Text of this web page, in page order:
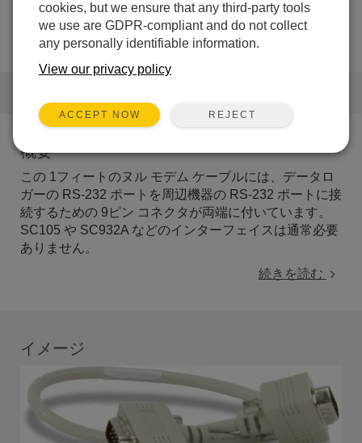
概要
この 1フィートのヌル モデム ケーブルには、データロ
ガーの RS-232 ポートを周辺機器の RS-232 ポートに接
続するための 9ピン コネクタが両端に付いています。
SC105 や SC932A などのインターフェイスは通常必要
ありません。
続きを読む
イメージ
cookies, but we ensure that any third-party tools
we use are GDPR-compliant and do not collect
any personally identifiable information.
View our privacy policy
ACCEPT NOW REJECT